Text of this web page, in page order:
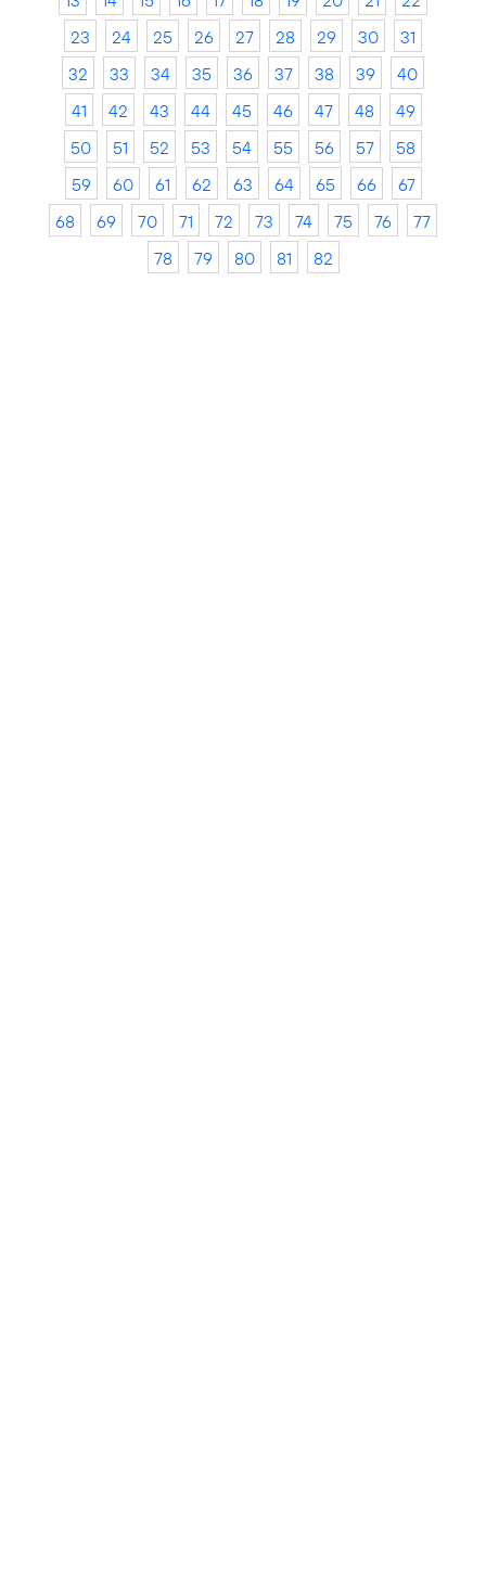
23
24 25 26 27 28 29 30
31
32
33 34 35 36 37 38 39
40
41
42 43 44 45 46 47 48
49
50
51 52 53 54 55 56 57
58
59
60 61 62 63 64 65 66
67
68
69 70 71 72 73 74 75 76
77
78
79 80 81 82